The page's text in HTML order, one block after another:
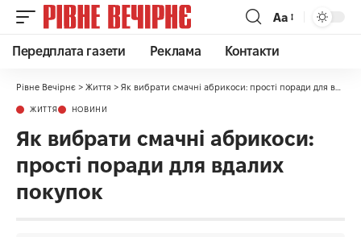
Аа
Передплата газети Реклама Контакти
Рівне Вечірнє > Життя > Як вибрати смачні абрикоси: прості поради для вдалих покупок
ЖИТТЯ НОВИНИ
Як вибрати смачні абрикоси:
прості поради для вдалих
покупок